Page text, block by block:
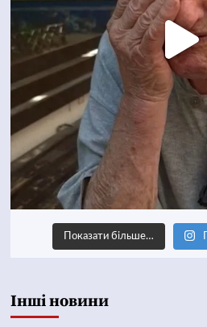
Показати більше…
Інші новини